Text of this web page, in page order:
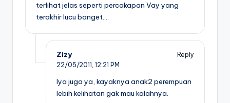
terlihat jelas seperti percakapan Vay yang
terakhir lucu banget….
Zizy
Reply
22/05/2011, 12:21 PM
Iya juga ya, kayaknya anak2 perempuan
lebih kelihatan gak mau kalahnya.